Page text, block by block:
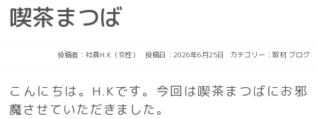
喫茶まつば
投稿者： 社員H.K（女性） 投稿日：2026年6月25日 カテゴリー： 取材 ブログ
こんにちは。H.Kです。今回は喫茶まつばにお邪
魔させていただきました。